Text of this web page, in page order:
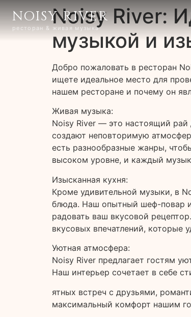
NOISY RIVER
ресторан & живая музыка
Noisy River:
музыкой и
Добро пожаловать в ресторан
ищете идеальное место для
нашем ресторане и почему он
Живая музыка:
Noisy River — это настоящий
создают неповторимую
есть разнообразные жанры,
высоком уровне, и каждый
Изысканная кухня:
Кроме удивительной музыки, в
блюда. Наш опытный шеф-повар
радовать ваш вкусовой
вкусовых впечатлений, которые
Уютная атмосфера:
Noisy River предлагает гостям
Наш интерьер сочетает в себе
ятных встреч с друзьями,
максимальный комфорт нашим